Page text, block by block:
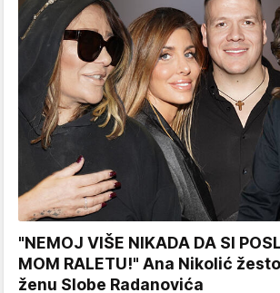
"NEMOJ VIŠE NIKADA DA SI
MOM RALETU!" Ana Nikolić
ženu Slobe Radanovića